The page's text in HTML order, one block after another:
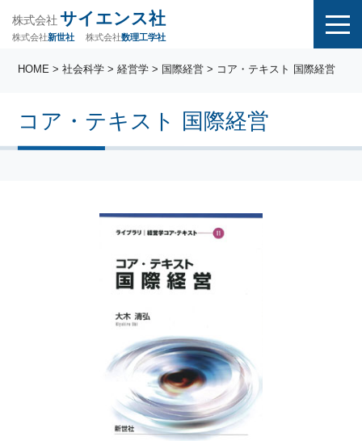
株式会社 サイエンス社
株式会社新世社 株式会社数理工学社
コア・テキスト 国際経営
HOME >社会科学 >経営学 > 国際経営 > コア・テキスト 国際経営